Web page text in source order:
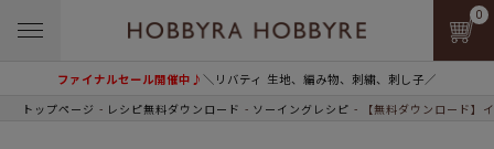
ファイナルセール開催中♪＼リバティ 生地、編み物、刺繍、刺し子／
0
トップページ レシピ無料ダウンロード ソーイングレシピ 【無料ダウンロード】